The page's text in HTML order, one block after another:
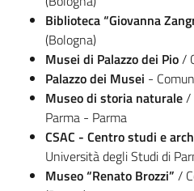
Biblioteca “Giovanna
(Bologna)
Musei di Palazzo dei Pio/
Palazzo dei Musei -
Museo di storia naturale/
Parma - Parma
CSAC - Centro studi e
Università degli Studi di
Museo “Renato Brozzi” /